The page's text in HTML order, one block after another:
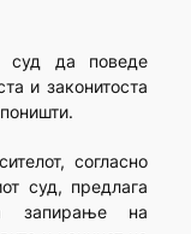
суд да поведе
и законитоста
согласно
суд, предлага
запирање на